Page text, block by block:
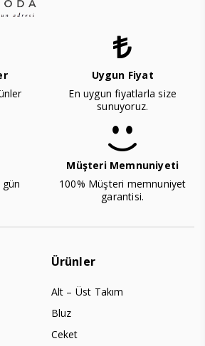
Uygun Fiyat
En uygun fiyatlarla size
sunuyoruz.
gün
Müşteri Memnuniyeti
100% Müşteri memnuniyet
garantisi.
Ürünler
Alt – Üst Takım
Bluz
Ceket